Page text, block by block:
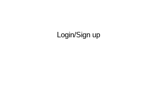
Login/Sign up